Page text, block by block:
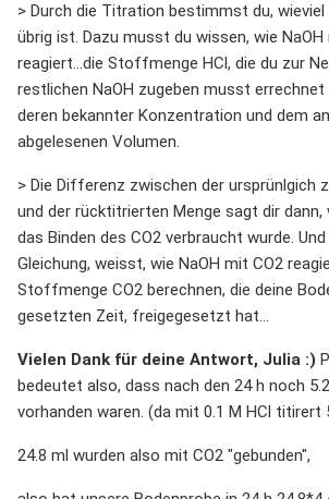
> Durch die Titration bestimmst du, wieviel
übrig ist. Dazu musst du wissen, wie NaOH
reagiert...die Stoffmenge HCl, die du zur
restlichen NaOH zugeben musst errechnet
deren bekannter Konzentration und dem
abgelesenen Volumen.
> Die Differenz zwischen der ursprünlgich
und der rücktitrierten Menge sagt dir dann,
das Binden des CO2 verbraucht wurde.
Gleichung, weisst, wie NaOH mit CO2
Stoffmenge CO2 berechnen, die deine
gesetzten Zeit, freigegesetzt hat...
Vielen Dank für deine Antwort, Julia :)
bedeutet also, dass nach den 24 h noch
vorhanden waren. (da mit 0.1 M HCl titirert
24.8 ml wurden also mit CO2 "gebunden",